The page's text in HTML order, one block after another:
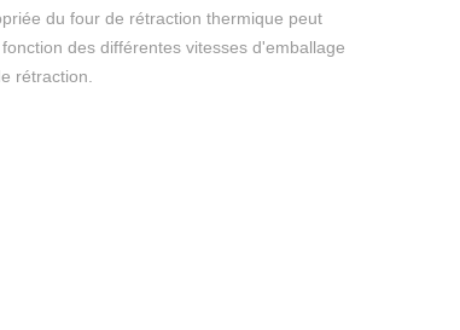
du four de rétraction thermique peut
des différentes vitesses d'emballage
rétraction.